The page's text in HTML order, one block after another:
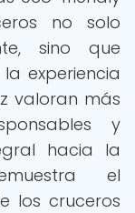
no solo
sino que
experiencia
valoran más
y
hacia la
el
los cruceros